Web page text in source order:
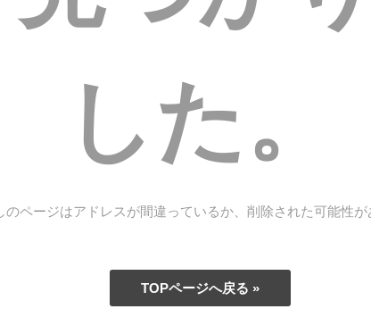
した。
のページはアドレスが間違っているか、削除された可能性が
TOPページへ戻る »